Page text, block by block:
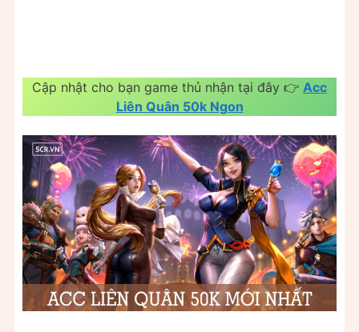
Cập nhật cho bạn game thủ nhận tại đây 👉 Acc
Liên Quân 50k Ngon